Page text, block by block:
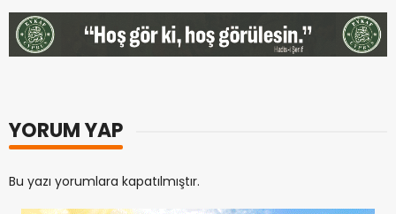
YORUM YAP
Bu yazı yorumlara kapatılmıştır.